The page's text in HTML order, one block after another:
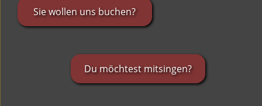
Sie wollen uns buchen?
Du möchtest mitsingen?